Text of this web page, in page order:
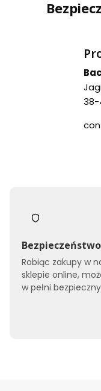
38-
Bezpieczeństwo
Robiąc zakupy w
sklepie online,
w pełni